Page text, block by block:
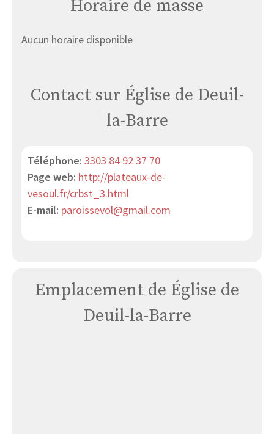
Horaire de masse
Aucun horaire disponible
Contact sur Église de Deuil-
la-Barre
Téléphone: 3303 84 92 37 70
Page web: http://plateaux-de-
vesoul.fr/crbst_3.html
E-mail: paroissevol@gmail.com
Emplacement de Église de
Deuil-la-Barre